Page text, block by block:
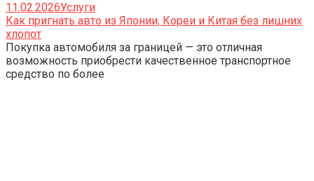
11.02.2026Услуги
Как пригнать авто из Японии, Кореи и Китая без лишних
хлопот
Покупка автомобиля за границей — это отличная
возможность приобрести качественное транспортное
средство по более